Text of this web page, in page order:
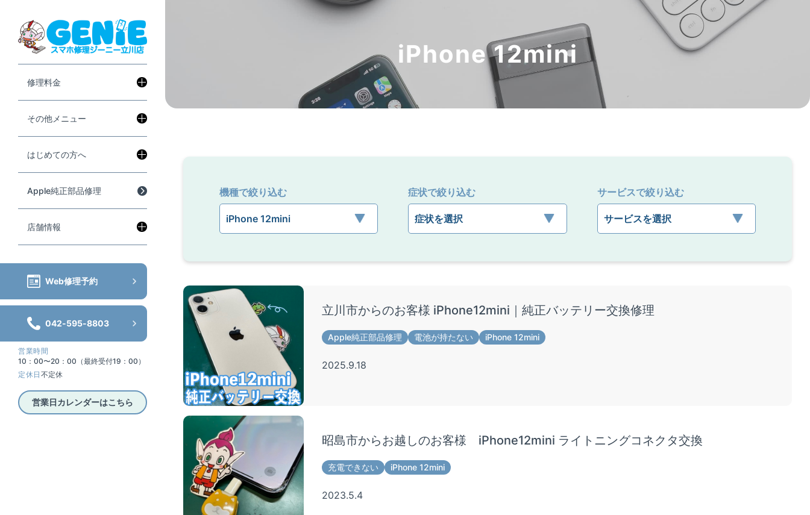
修理料金
その他メニュー
はじめての方へ
Apple純正部品修理
店舗情報
Web修理予約
042-595-8803
営業時間
10：00〜20：00（最終受付19：00）
定休日 不定休
営業日カレンダーはこちら
iPhone 12mini
機種で絞り込む 症状で絞り込む サービスで絞り込む
立川市からのお客様 iPhone12mini｜純正バッテリー交換修理
Apple純正部品修理 電池が持たない iPhone 12mini
2025.9.18
昭島市からお越しのお客様 iPhone12mini ライトニングコネクタ交換
充電できない iPhone 12mini
2023.5.4